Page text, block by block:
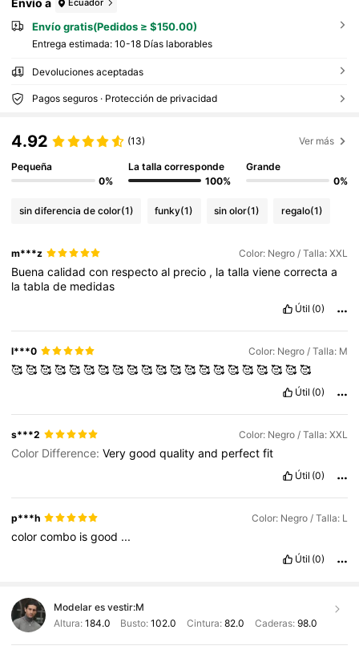
Envío a Ecuador
Envío gratis(Pedidos ≥ $150.00)
Entrega estimada: 10-18 Días laborables
Devoluciones aceptadas
Pagos seguros · Protección de privacidad
4.92 (13) Ver más
Pequeña
0%
La talla corresponde
100%
Grande
0%
sin diferencia de color(1) funky(1) sin olor(1) regalo(1)
m***z Color: Negro / Talla: XXL
Buenacalidadcon respectoal precio , latallavienecorrectaa
latablade medidas
Útil (0)
l***0 Color: Negro / Talla: M
🥰🥰🥰🥰🥰🥰🥰🥰🥰🥰🥰🥰🥰🥰🥰🥰🥰🥰🥰🥰🥰
Útil (0)
s***2 Color: Negro / Talla: XXL
Color Difference:Verygoodqualityand perfectfit
Útil (0)
p***h Color: Negro / Talla: L
colorcombo isgood ...
Útil (0)
Modelar es vestir:M
Altura: 184.0 Busto:102.0 Cintura: 82.0 Caderas: 98.0